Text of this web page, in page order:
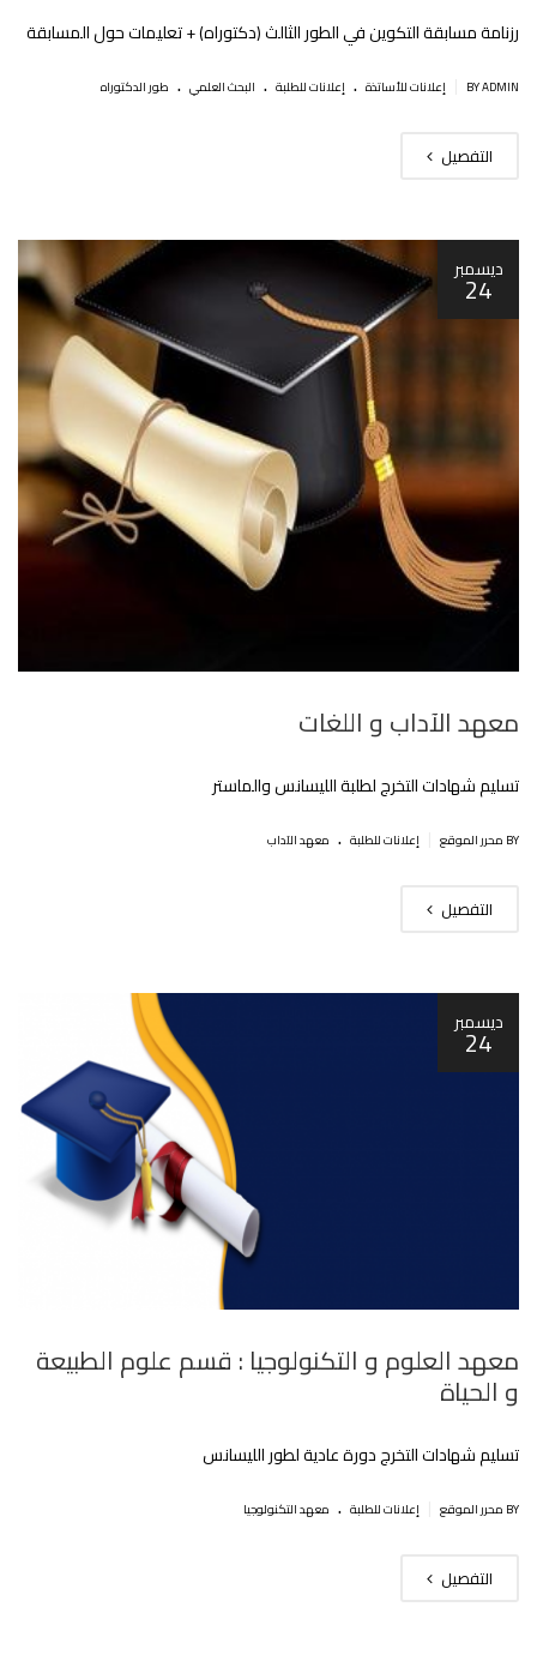
رزنامة مسابقة التكوين في الطور الثالث (دكتوراه) + تعليمات حول المسابقة
BY ADMIN إعلانات للأساتذة . إعلانات للطلبة . البحث العلمي . طور الدكتوراه
التفصيل
ديسمبر
24
معهد الآداب و اللغات
تسليم شهادات التخرج لطلبة الليسانس والماستر
BY محرر الموقع إعلانات للطلبة . معهد الآداب
التفصيل
ديسمبر
24
معهد العلوم و التكنولوجيا : قسم علوم الطبيعة
و الحياة
تسليم شهادات التخرج دورة عادية لطور الليسانس
BY محرر الموقع إعلانات للطلبة . معهد التكنولوجيا
التفصيل